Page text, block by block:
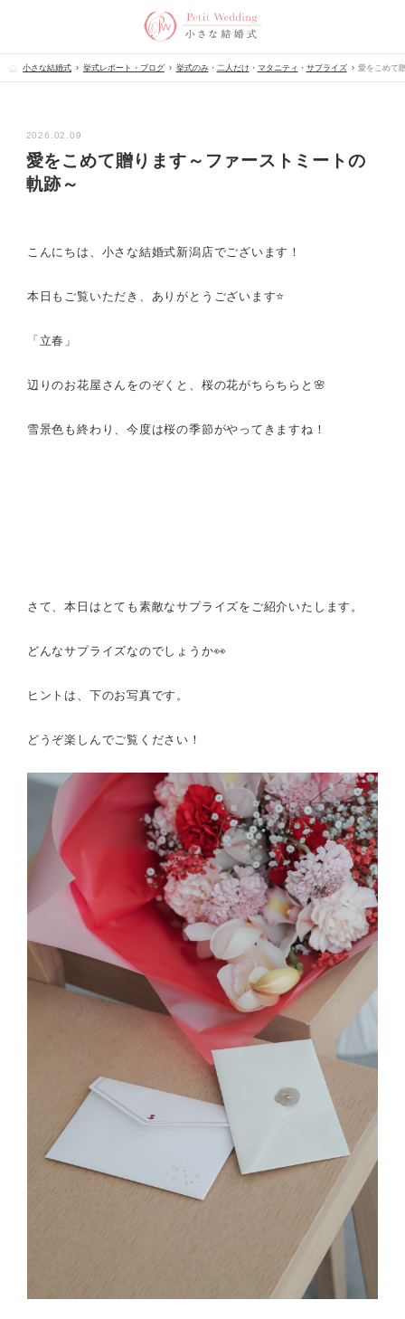
小さな結婚式 挙式レポート・ブログ 挙式のみ・ 二人だけ・ マタニティ ・ サプライズ 愛をこめて
2026.02.09
愛をこめて贈ります～ファーストミートの
軌跡～
こんにちは、小さな結婚式新潟店でございます！
本日もご覧いただき、ありがとうございます⭐
「立春」
辺りのお花屋さんをのぞくと、桜の花がちらちらと🌸
雪景色も終わり、今度は桜の季節がやってきますね！
さて、本日はとても素敵なサプライズをご紹介いたします。
どんなサプライズなのでしょうか👀
ヒントは、下のお写真です。
どうぞ楽しんでご覧ください！